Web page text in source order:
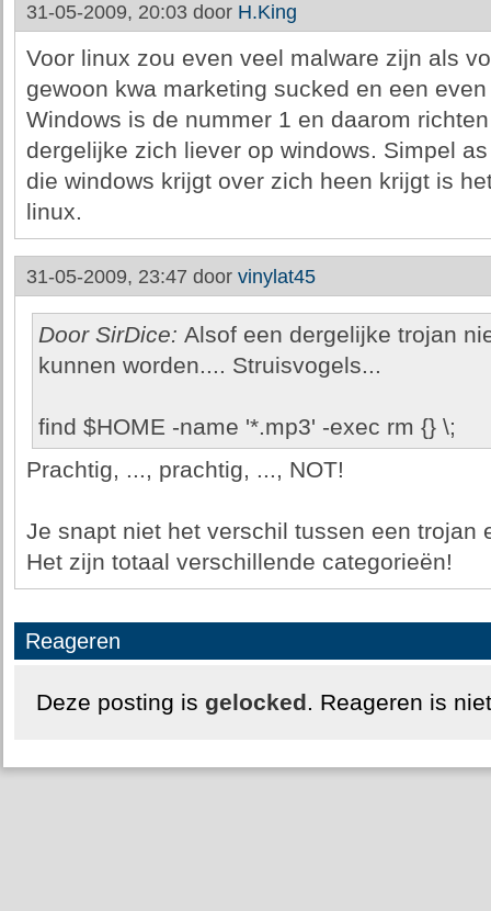
31-05-2009, 20:03 door H.King
Voor linux zou even veel malware zijn als
gewoon kwa marketing sucked en een
Windows is de nummer 1 en daarom
dergelijke zich liever op windows. Simpel
die windows krijgt over zich heen krijgt is
linux.
31-05-2009, 23:47 door vinylat45
Door SirDice: Alsof een dergelijke trojan
kunnen worden.... Struisvogels...
find $HOME -name '*.mp3' -exec rm {} \;
Prachtig, ..., prachtig, ..., NOT!
Je snapt niet het verschil tussen een trojan
Het zijn totaal verschillende categorieën!
Reageren
Deze posting is gelocked. Reageren is